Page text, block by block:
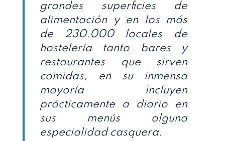
grandes superficies de
alimentación y en los más
de 230.000 locales de
hostelería tanto bares y
restaurantes que sirven
comidas, en su inmensa
mayoría incluyen
prácticamente a diario en
sus menús alguna
especialidad casquera.